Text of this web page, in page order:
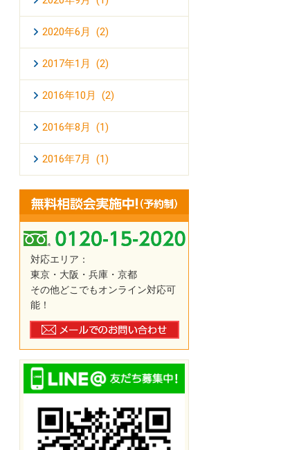
2020年6月 (2)
2017年1月 (2)
2016年10月 (2)
2016年8月 (1)
2016年7月 (1)
対応エリア：
東京・大阪・兵庫・京都
その他どこでもオンライン対応可
能！